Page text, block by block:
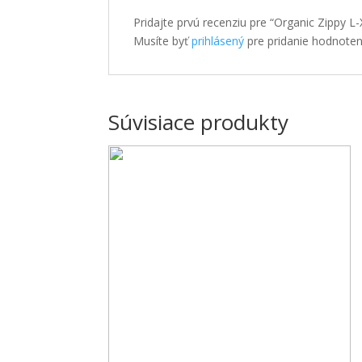
Pridajte prvú recenziu pre “Organic Zippy L-
Musíte byťprihlásený pre pridanie
Súvisiace produkty